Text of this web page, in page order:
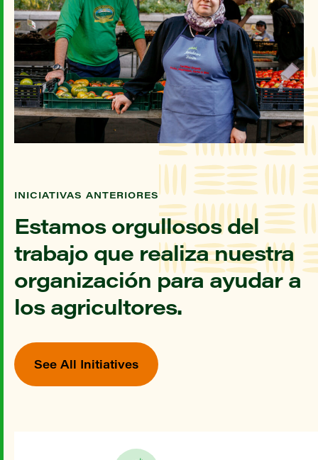
INICIATIVAS ANTERIORES
Estamos orgullosos del
trabajo que realiza nuestra
organización para ayudar a
los agricultores.
See All Initiatives